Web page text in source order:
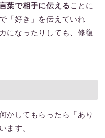
葉で相手に伝える ことに
「好き」を伝えていれ
になったりしても、修復
かしてもらったら「あり
ます。